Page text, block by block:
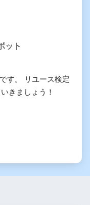
ット
す。 リユース検定
きましょう！